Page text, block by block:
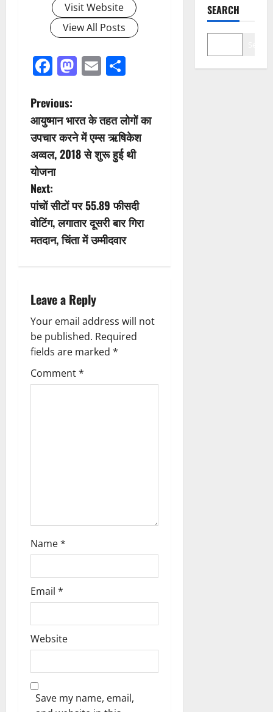
Visit Website
View All Posts
Facebook
Mastodon
Email
P
o
s
t
n
a
g
a
t
i
Previous:
आयुष्मान भारत के तहत लोगों का
उपचार करने में एम्स ऋषिकेश
अव्वल, 2018 से शुरू हुई थी
योजना
Next:
पांचों सीटों पर 55.89 फीसदी
वोटिंग, लगातार दूसरी बार गिरा
मतदान, चिंता में उम्मीदवार
Leave a Reply
Your email address will not
be published. Required
fields are marked *
Comment*
Name*
Email *
Website
Save my name, email,
SEARCH